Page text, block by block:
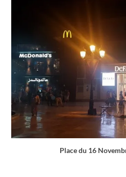
Place du 16